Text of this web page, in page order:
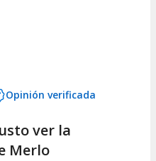
Opinión verificada
ver la
Merlo